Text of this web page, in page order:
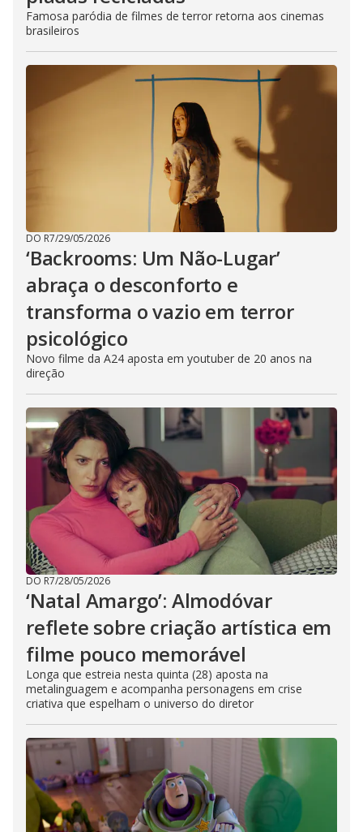
Famosa paródia de filmes de terror retorna aos cinemas
brasileiros
DO R7/29/05/2026
‘Backrooms: Um Não-Lugar’
abraça o desconforto e
transforma o vazio em terror
psicológico
Novo filme da A24 aposta em youtuber de 20 anos na
direção
DO R7/28/05/2026
‘Natal Amargo’: Almodóvar
reflete sobre criação artística em
filme pouco memorável
Longa que estreia nesta quinta (28) aposta na
metalinguagem e acompanha personagens em crise
criativa que espelham o universo do diretor